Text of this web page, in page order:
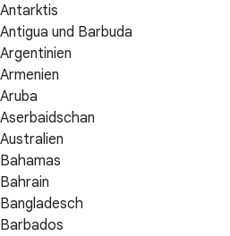
Antarktis
Antigua und Barbuda
Argentinien
Armenien
Aruba
Aserbaidschan
Australien
Bahamas
Bahrain
Bangladesch
Barbados